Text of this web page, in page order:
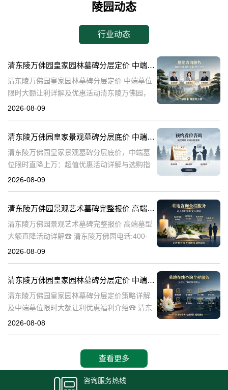
陵园动态
行业动态
清东陵万佛园皇家园林墓碑分层定价 中端墓位限时大额让利详解及优惠活动
清东陵万佛园皇家园林墓碑分层定价 中端墓位
限时大额让利详解及优惠活动清东陵万佛园，
作为中国历史上著名的皇家陵园之一，承载着
2026-08-09
清东陵万佛园皇家景观墓碑分层底价 中端墓位限时直降上万：超值优惠活动详解与选购指南
清东陵万佛园皇家景观墓碑分层底价，中端墓
位限时直降上万：超值优惠活动详解与选购指
南☎ 清东陵万佛园电话:400-838-5063清东陵
2026-08-09
清东陵万佛园景观艺术墓碑完整报价 高端墓型大额直降活动详解
清东陵万佛园景观艺术墓碑完整报价 高端墓型
大额直降活动详解☎ 清东陵万佛园电话:400-
838-5063清东陵万佛园，作为中国著名的皇家
2026-08-09
清东陵万佛园皇家园林墓碑分层定价 中端墓位限时大额让利详解及优惠福利
清东陵万佛园皇家园林墓碑分层定价策略详解
及中端墓位限时大额让利优惠福利介绍☎ 清东
陵万佛园电话:400-838-5063清东陵万佛园，作
2026-08-08
查看更多
咨询服务热线